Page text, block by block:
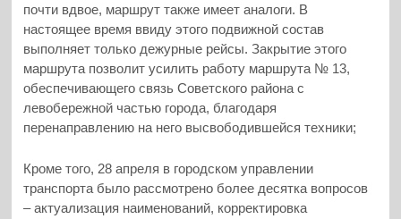
почти вдвое, маршрут также имеет аналоги. В
настоящее время ввиду этого подвижной состав
выполняет только дежурные рейсы. Закрытие этого
маршрута позволит усилить работу маршрута № 13,
обеспечивающего связь Советского района с
левобережной частью города, благодаря
перенаправлению на него высвободившейся техники;
Кроме того, 28 апреля в городском управлении
транспорта было рассмотрено более десятка вопросов
– актуализация наименований, корректировка